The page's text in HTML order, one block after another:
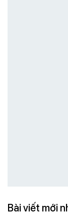
Bài viết mới